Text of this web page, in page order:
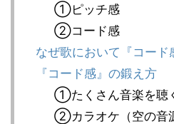
①ピッチ感
②コード感
なぜ歌において『コード
『コード感』の鍛え方
①たくさん音楽を聴
②カラオケ（空の音